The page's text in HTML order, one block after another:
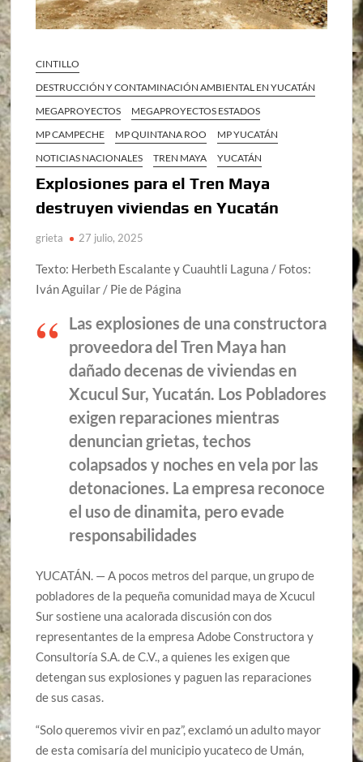
CINTILLO
DESTRUCCIÓN Y CONTAMINACIÓN AMBIENTAL EN YUCATÁN
MEGAPROYECTOS
MEGAPROYECTOS ESTADOS
MP CAMPECHE
MP QUINTANA ROO
MP YUCATÁN
NOTICIAS NACIONALES
TREN MAYA YUCATÁN
Explosiones para el Tren Maya
destruyen viviendas en Yucatán
grieta 27 julio, 2025
Texto: Herbeth Escalante y Cuauhtli Laguna / Fotos:
Iván Aguilar / Pie de Página
Las explosiones de una constructora
proveedora del Tren Maya han
dañado decenas de viviendas en
Xcucul Sur, Yucatán. Los Pobladores
exigen reparaciones mientras
denuncian grietas, techos
colapsados y noches en vela por las
detonaciones. La empresa reconoce
el uso de dinamita, pero evade
responsabilidades
YUCATÁN. — A pocos metros del parque, un grupo de
pobladores de la pequeña comunidad maya de Xcucul
Sur sostiene una acalorada discusión con dos
representantes de la empresa Adobe Constructora y
Consultoría S.A. de C.V., a quienes les exigen que
detengan sus explosiones y paguen las reparaciones
de sus casas.
“Solo queremos vivir en paz”, exclamó un adulto mayor
de esta comisaría del municipio yucateco de Umán,